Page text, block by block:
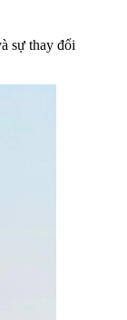
sự thay đổi